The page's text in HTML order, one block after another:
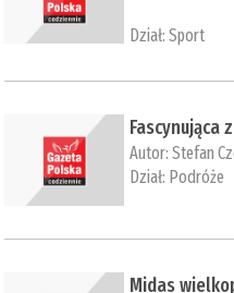
Dział:Sport
Fascynująca
Autor:Stefan
Dział: Podróże
Midas